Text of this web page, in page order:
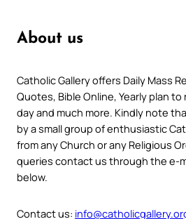
About us
Catholic Gallery offers Daily Mass
Quotes, Bible Online, Yearly plan
day and much more. Kindly note
by a small group of enthusiastic
from any Church or any Religious
queries contact us through the e-
below.
Contact us: